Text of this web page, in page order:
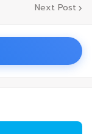
Next Post